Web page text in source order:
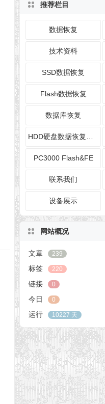
推荐栏目
数据恢复
技术资料
SSD数据恢复
Flash数据恢复
数据库恢复
PC3000 Flash&FE
联系我们
设备展示
网站概况
文章 239
标签 220
链接 0
今日 0
运行 10227 天